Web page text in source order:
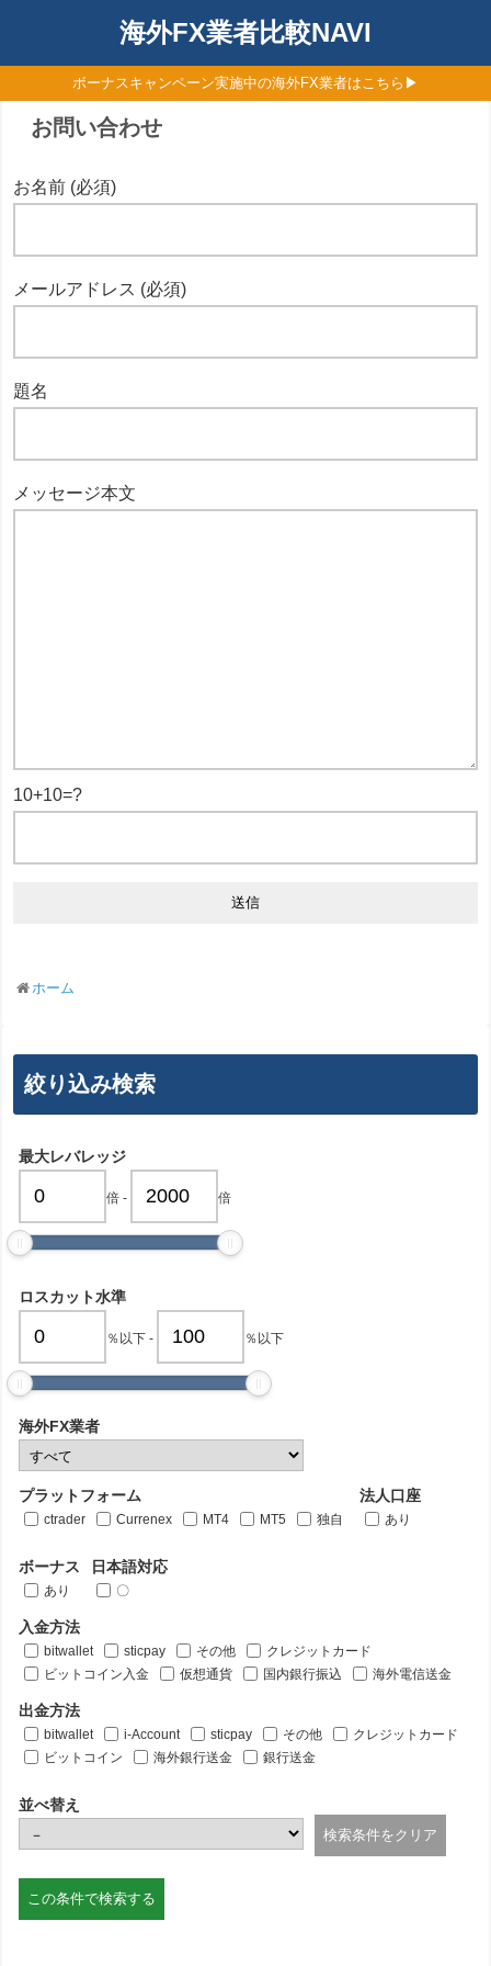
海外FX業者比較NAVI
ボーナスキャンペーン実施中の海外FX業者はこちら▶
お問い合わせ
お名前 (必須)
メールアドレス (必須)
題名
メッセージ本文
10+10=?
ホーム
絞り込み検索
最大レバレッジ
倍 - 倍
ロスカット水準
％以下 - ％以下
海外FX業者
プラットフォーム
ctrader Currenex MT4 MT5 独自
法人口座
あり
ボーナス
あり
日本語対応
〇
入金方法
bitwallet sticpay その他
クレジットカード
ビットコイン入金
仮想通貨 国内銀行振込 海外電信送金
出金方法
bitwallet i-Account sticpay その他
クレジットカード
ビットコイン
海外銀行送金 銀行送金
並べ替え